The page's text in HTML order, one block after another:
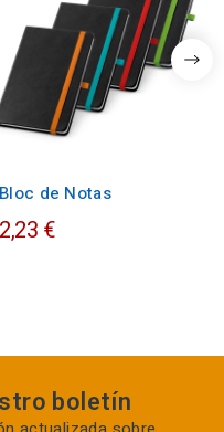
Bloc de Notas
2,23 €
boletín